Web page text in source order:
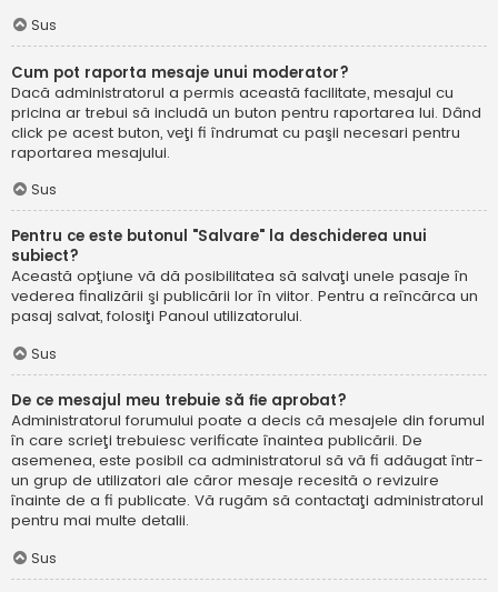
Sus
Cum pot raporta mesaje unui moderator?
Dacă administratorul a permis această facilitate, mesajul cu
pricina ar trebui să includă un buton pentru raportarea lui. Dând
click pe acest buton, veţi fi îndrumat cu paşii necesari pentru
raportarea mesajului.
Sus
Pentru ce este butonul "Salvare" la deschiderea unui
subiect?
Această opţiune vă dă posibilitatea să salvaţi unele pasaje în
vederea finalizării şi publicării lor în viitor. Pentru a reîncărca un
pasaj salvat, folosiţi Panoul utilizatorului.
Sus
De ce mesajul meu trebuie să fie aprobat?
Administratorul forumului poate a decis că mesajele din forumul
în care scrieţi trebuiesc verificate înaintea publicării. De
asemenea, este posibil ca administratorul să vă fi adăugat într-
un grup de utilizatori ale căror mesaje recesită o revizuire
înainte de a fi publicate. Vă rugăm să contactaţi administratorul
pentru mai multe detalii.
Sus